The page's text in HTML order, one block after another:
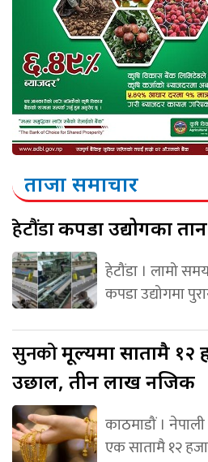
ताजा समाचार
हेटौंडाकपडा उद्योगका
हेटौंडा । लामो
कपडा उद्योगमा
सुनकोमूल्यमा सातामै १२
उछाल, तीन लाख नजिक
काठमाडौं ।
एक सातामै १२